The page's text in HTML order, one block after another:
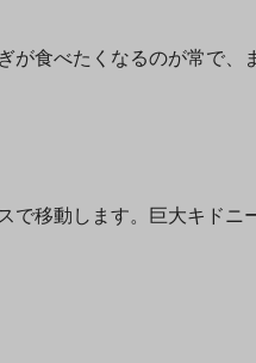
が食べたくなるのが常で
で移動します。巨大キドニ